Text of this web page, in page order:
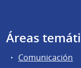
Áreas
Comunicación